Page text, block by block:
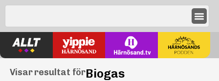
Visar resultat förBiogas